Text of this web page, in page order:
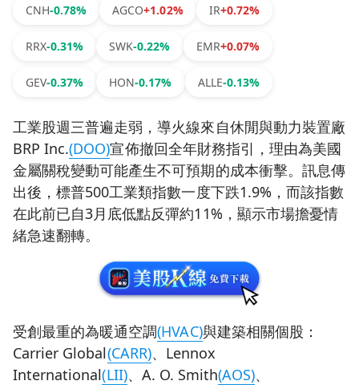
CNH-0.78% AGCO+1.02% IR+0.72%
RRX-0.31% SWK-0.22% EMR+0.07%
GEV-0.37% HON-0.17% ALLE-0.13%
工業股週三普遍走弱，導火線來自休閒與動力裝置廠
BRP Inc.(DOO)宣佈撤回全年財務指引，理由為美國
金屬關稅變動可能產生不可預期的成本衝擊。訊息傳
出後，標普500工業類指數一度下跌1.9%，而該指數
在此前已自3月底低點反彈約11%，顯示市場擔憂情
緒急速翻轉。
受創最重的為暖通空調(HVAC)與建築相關個股：
Carrier Global(CARR)、Lennox
International(LII)、A. O. Smith(AOS)、